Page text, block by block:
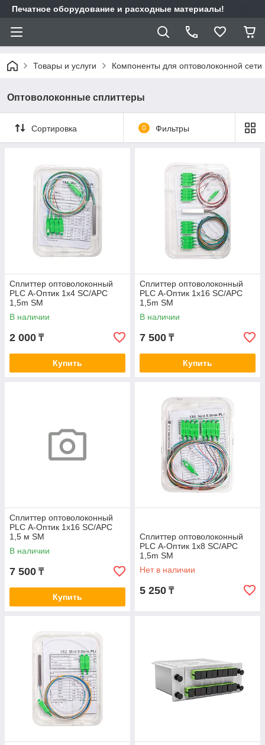
Печатное оборудование и расходные материалы!
Товары и услуги Компоненты для оптоволоконной сети
Оптоволоконные сплиттеры
Сортировка 0 Фильтры
Сплиттер оптоволоконный
PLC А-Оптик 1х4 SC/APC
1,5m SM
В наличии
2 000 ₸
Купить
Сплиттер оптоволоконный
PLC А-Оптик 1х16 SC/APC
1,5m SM
В наличии
7 500 ₸
Купить
Сплиттер оптоволоконный
PLC А-Оптик 1х16 SC/APC
1,5 м SM
В наличии
7 500 ₸
Купить
Сплиттер оптоволоконный
PLC А-Оптик 1х8 SC/APC
1,5m SM
Нет в наличии
5 250 ₸